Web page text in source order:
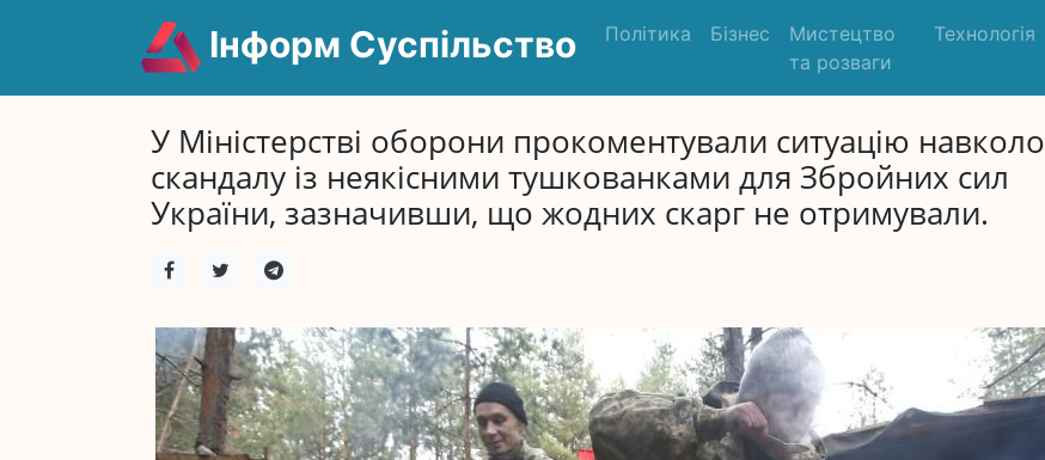
Інформ Суспільство Політика Бізнес
Мистецтво
та розваги
Технологія
У Міністерстві оборони прокоментували ситуацію навколо
скандалу із неякісними тушкованками для Збройних сил
України, зазначивши, що жодних скарг не отримували.